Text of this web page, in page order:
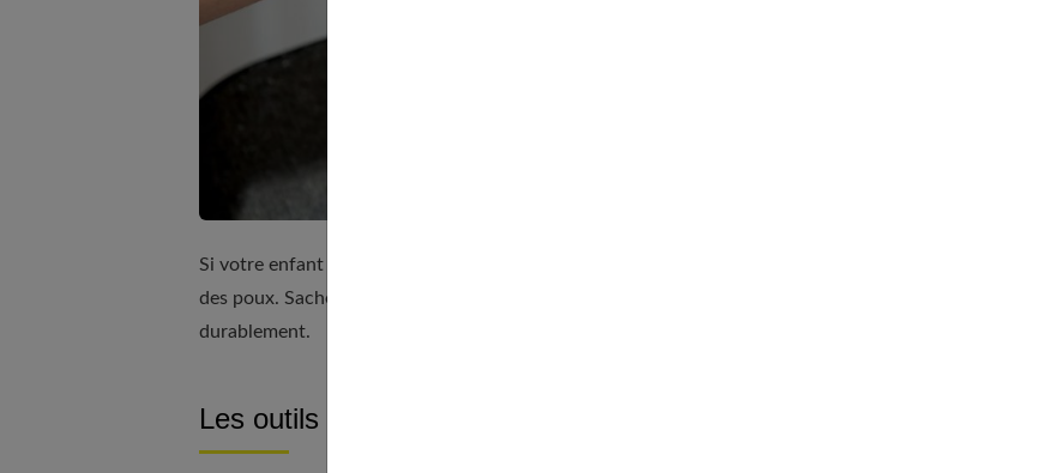
Si votre enfant est déjà infesté, vous pouvez recourir aux produits spécialement destinés à l’éradication
des poux. Sachez cependant qu’il existe également d’autres possibilités pour vous en débarrasser
durablement.
Les outils anti-poux :